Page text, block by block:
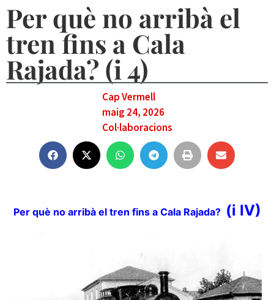
Per què no arribà el
tren fins a Cala
Rajada? (i 4)
Cap Vermell
maig 24, 2026
Col·laboracions
Per què no arribà el tren fins a Cala Rajada? (i IV)